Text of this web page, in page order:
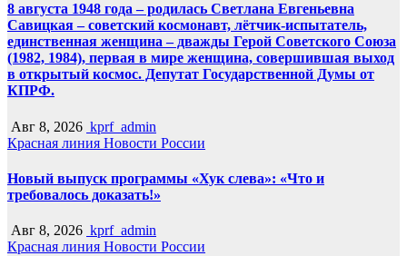
8 августа 1948 года – родилась Светлана Евгеньевна
Савицкая – советский космонавт, лётчик-испытатель,
единственная женщина – дважды Герой Советского Союза
(1982, 1984), первая в мире женщина, совершившая выход
в открытый космос. Депутат Государственной Думы от
КПРФ.
Авг 8, 2026 kprf_admin
Красная линия Новости России
Новый выпуск программы «Хук слева»: «Что и
требовалось доказать!»
Авг 8, 2026 kprf_admin
Красная линия Новости России